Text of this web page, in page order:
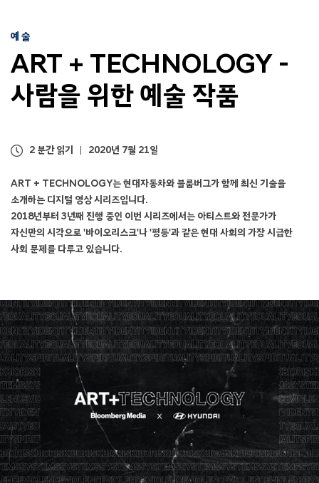
예술
ART + TECHNOLOGY -
사람을 위한 예술 작품
2 분간 읽기 2020년 7월 21일
ART + TECHNOLOGY는 현대자동차와 블룸버그가 함께 최신 기술을
소개하는 디지털 영상 시리즈입니다.
2018년부터 3년째 진행 중인 이번 시리즈에서는 아티스트와 전문가가
자신만의 시각으로'바이오리스크'나 '평등'과 같은 현대 사회의 가장 시급한
사회 문제를 다루고 있습니다.